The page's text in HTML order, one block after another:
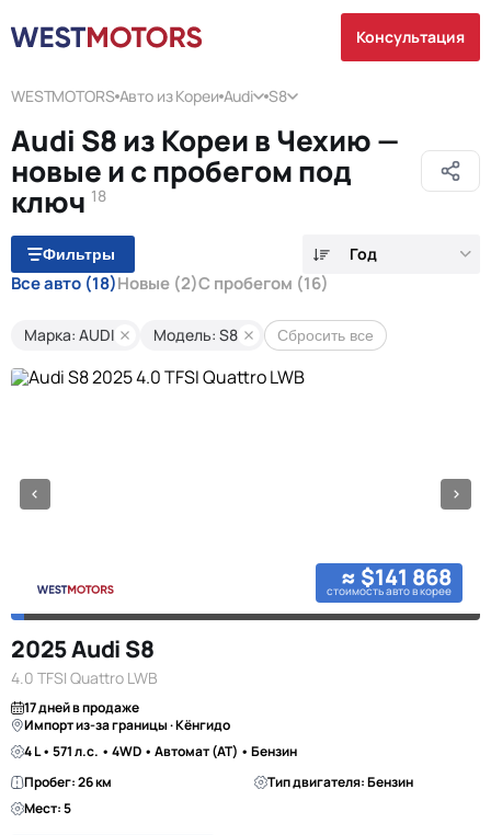
Консультация
WESTMOTORS Авто из Кореи Audi S8
Audi S8 из Кореи в Чехию —
новые и с пробегом под
ключ 18
Фильтры Год
Все авто (18)Новые (2)С пробегом (16)
Марка: AUDI Модель: S8 Сбросить все
≈ $141 868
стоимость авто в корее
2025 Audi S8
4.0 TFSI Quattro LWB
17 дней в продаже
Импорт из-за границы · Кёнгидо
4 L • 571 л.с. • 4WD • Автомат (AT) • Бензин
Пробег: 26 км
Тип двигателя: Бензин
Мест: 5